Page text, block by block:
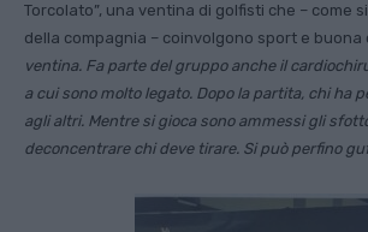
Torcolato”, una ventina di golfisti che – come
della compagnia – coinvolgono sport e buona
ventina. Fa parte del gruppo anche il
a cui sono molto legato. Dopo la partita, chi ha
agli altri. Mentre si gioca sono ammessi gli
deconcentrare chi deve tirare. Si può perfino